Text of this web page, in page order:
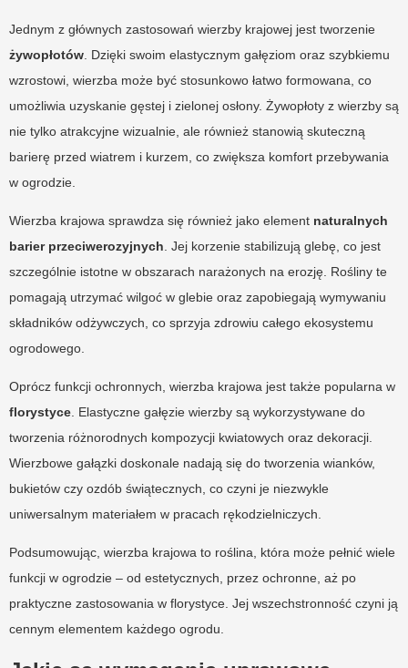
Jednym z głównych zastosowań wierzby krajowej jest tworzenie
żywopłotów. Dzięki swoim elastycznym gałęziom oraz szybkiemu
wzrostowi, wierzba może być stosunkowo łatwo formowana, co
umożliwia uzyskanie gęstej i zielonej osłony. Żywopłoty z wierzby są
nie tylko atrakcyjne wizualnie, ale również stanowią skuteczną
barierę przed wiatrem i kurzem, co zwiększa komfort przebywania
w ogrodzie.
Wierzba krajowa sprawdza się również jako element naturalnych
barier przeciwerozyjnych. Jej korzenie stabilizują glebę, co jest
szczególnie istotne w obszarach narażonych na erozję. Rośliny te
pomagają utrzymać wilgoć w glebie oraz zapobiegają wymywaniu
składników odżywczych, co sprzyja zdrowiu całego ekosystemu
ogrodowego.
Oprócz funkcji ochronnych, wierzba krajowa jest także popularna w
florystyce. Elastyczne gałęzie wierzby są wykorzystywane do
tworzenia różnorodnych kompozycji kwiatowych oraz dekoracji.
Wierzbowe gałązki doskonale nadają się do tworzenia wianków,
bukietów czy ozdób świątecznych, co czyni je niezwykle
uniwersalnym materiałem w pracach rękodzielniczych.
Podsumowując, wierzba krajowa to roślina, która może pełnić wiele
funkcji w ogrodzie – od estetycznych, przez ochronne, aż po
praktyczne zastosowania w florystyce. Jej wszechstronność czyni ją
cennym elementem każdego ogrodu.